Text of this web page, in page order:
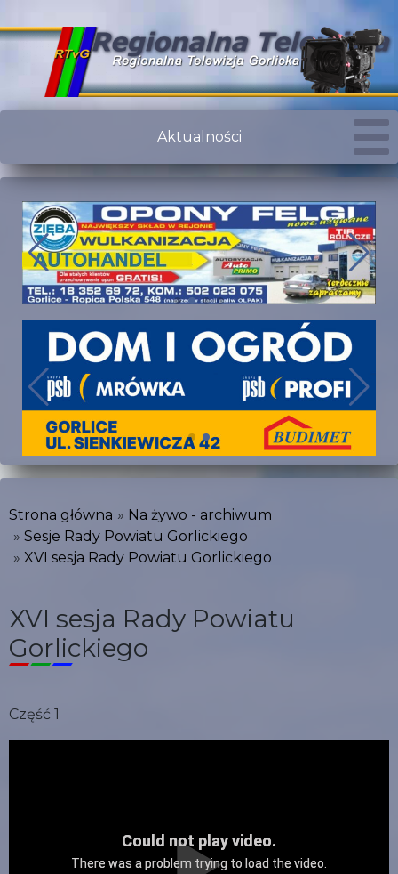
Aktualności
Strona główna
Na żywo - archiwum
Sesje Rady Powiatu Gorlickiego
XVI sesja Rady Powiatu Gorlickiego
XVI sesja Rady Powiatu
Gorlickiego
Część 1
Could not play video.
There was a problem trying to load the video.